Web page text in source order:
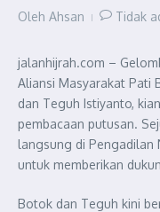
Oleh Ahsan Tidak
jalanhijrah.com –
Aliansi Masyarakat Pati
dan Teguh Istiyanto,
pembacaan putusan.
langsung di Pengadilan
untuk memberikan
Botok dan Teguh kini